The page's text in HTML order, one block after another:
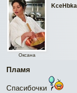
KceHbka
Оксана
Пламя
Спасибочки